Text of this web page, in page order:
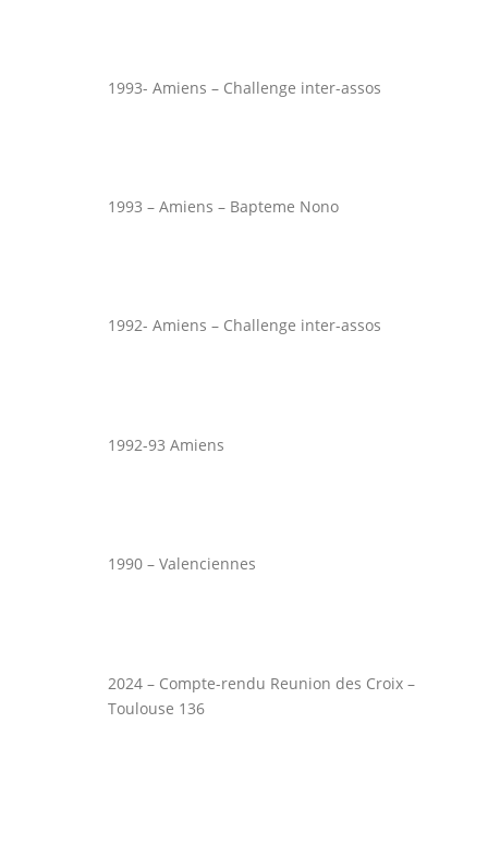
1993- Amiens – Challenge inter-assos
1993 – Amiens – Bapteme Nono
1992- Amiens – Challenge inter-assos
1992-93 Amiens
1990 – Valenciennes
2024 – Compte-rendu Reunion des Croix –
Toulouse 136